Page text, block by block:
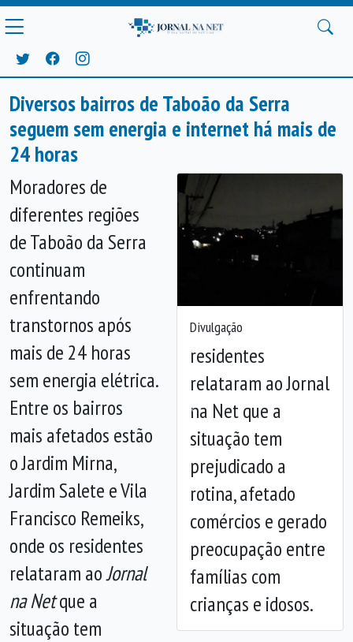
Diversos bairros de Taboão da Serra
seguem sem energia e internet há mais de
24 horas
Divulgação
residentes
relataram ao Jornal
na Net que a
situação tem
prejudicado a
rotina, afetado
comércios e gerado
preocupação entre
famílias com
crianças e idosos.
Anterior
Moradores de
diferentes regiões
de Taboão da Serra
continuam
enfrentando
transtornos após
mais de 24 horas
sem energia elétrica.
Entre os bairros
mais afetados estão
o Jardim Mirna,
Jardim Salete e Vila
Francisco Remeiks,
onde os residentes
relataram aoJornal
na Netque a
situação tem